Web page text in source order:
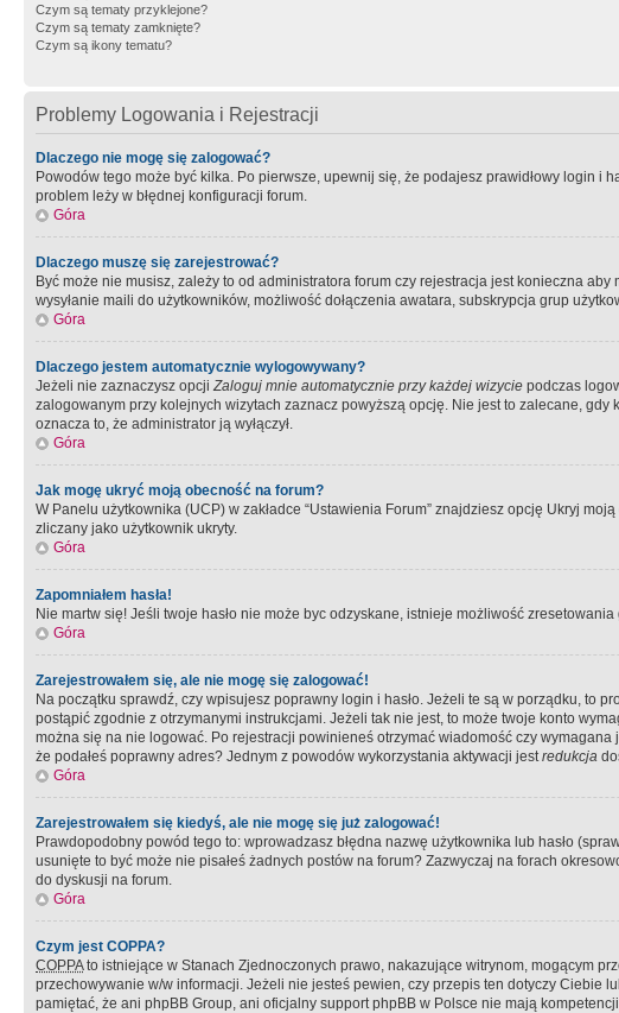
Czym są tematy przyklejone?
Czym są tematy zamknięte?
Czym są ikony tematu?
Problemy Logowania i Rejestracji
Dlaczego nie mogę się zalogować?
Powodów tego może być kilka. Po pierwsze, upewnij się, że podajesz prawidłowy login i
problem leży w błędnej konfiguracji forum.
Góra
Dlaczego muszę się zarejestrować?
Być może nie musisz, zależy to od administratora forum czy rejestracja jest konieczna
wysyłanie maili do użytkowników, możliwość dołączenia awatara, subskrypcja grup
Góra
Dlaczego jestem automatycznie wylogowywany?
Jeżeli nie zaznaczysz opcjiZaloguj mnie automatycznie przy każdej wizycie podczas
zalogowanym przy kolejnych wizytach zaznacz powyższą opcję. Nie jest to zalecane,
oznacza to, że administrator ją wyłączył.
Góra
Jak mogę ukryć moją obecność na forum?
W Panelu użytkownika (UCP) w zakładce “Ustawienia Forum” znajdziesz opcję Ukryj
zliczany jako użytkownik ukryty.
Góra
Zapomniałem hasła!
Nie martw się! Jeśli twoje hasło nie może byc odzyskane, istnieje możliwość
Góra
Zarejestrowałem się, ale nie mogę się zalogować!
Na początku sprawdź, czy wpisujesz poprawny login i hasło. Jeżeli te są w porządku, to
postąpić zgodnie z otrzymanymi instrukcjami. Jeżeli tak nie jest, to może twoje konto
można się na nie logować. Po rejestracji powinieneś otrzymać wiadomość czy
że podałeś poprawny adres? Jednym z powodów wykorzystania aktywacji jestredukcja
Góra
Zarejestrowałem się kiedyś, ale nie mogę się już zalogować!
Prawdopodobny powód tego to: wprowadzasz błędna nazwę użytkownika lub hasło
usunięte to być może nie pisałeś żadnych postów na forum? Zazwyczaj na forach
do dyskusji na forum.
Góra
Czym jest COPPA?
COPPAto istniejące w Stanach Zjednoczonych prawo, nakazujące witrynom, mogącym
przechowywanie w/w informacji. Jeżeli nie jesteś pewien, czy przepis ten dotyczy Ciebie
pamiętać, że ani phpBB Group, ani oficjalny support phpBB w Polsce nie mają